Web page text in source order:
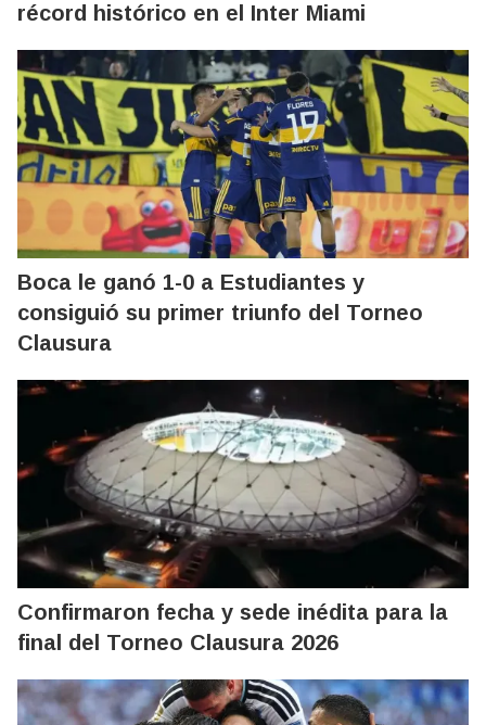
récord histórico en el Inter Miami
Boca le ganó 1-0 a Estudiantes y
consiguió su primer triunfo del Torneo
Clausura
Confirmaron fecha y sede inédita para la
final del Torneo Clausura 2026